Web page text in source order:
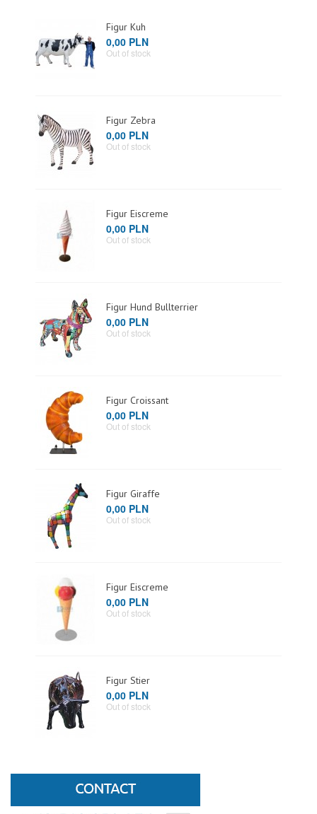
Figur Kuh
0,00 PLN
Out of stock
Figur Zebra
0,00 PLN
Out of stock
Figur Eiscreme
0,00 PLN
Out of stock
Figur Hund Bullterrier
0,00 PLN
Out of stock
Figur Croissant
0,00 PLN
Out of stock
Figur Giraffe
0,00 PLN
Out of stock
Figur Eiscreme
0,00 PLN
Out of stock
Figur Stier
0,00 PLN
Out of stock